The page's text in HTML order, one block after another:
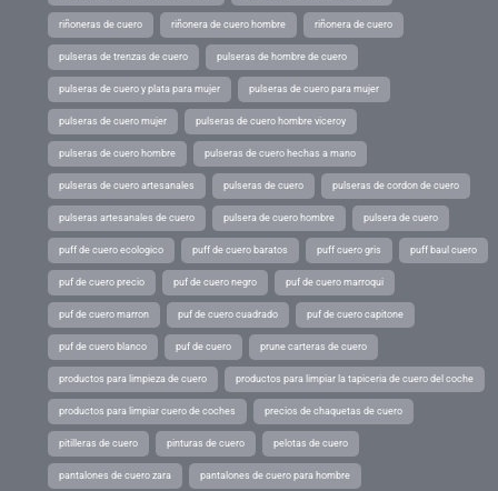
riñoneras de cuero riñonera de cuero hombre riñonera de cuero
pulseras de trenzas de cuero pulseras de hombre de cuero
pulseras de cuero y plata para mujer pulseras de cuero para mujer
pulseras de cuero mujer pulseras de cuero hombre viceroy
pulseras de cuero hombre pulseras de cuero hechas a mano
pulseras de cuero artesanales pulseras de cuero pulseras de cordon de cuero
pulseras artesanales de cuero pulsera de cuero hombre pulsera de cuero
puff de cuero ecologico puff de cuero baratos puff cuero gris puff baul cuero
puf de cuero precio puf de cuero negro puf de cuero marroqui
puf de cuero marron puf de cuero cuadrado puf de cuero capitone
puf de cuero blanco puf de cuero prune carteras de cuero
productos para limpieza de cuero productos para limpiar la tapiceria de cuero del coche
productos para limpiar cuero de coches precios de chaquetas de cuero
pitilleras de cuero pinturas de cuero pelotas de cuero
pantalones de cuero zara pantalones de cuero para hombre